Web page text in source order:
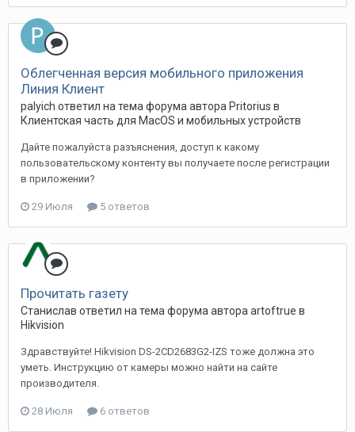
Облегченная версия мобильного приложения
Линия Клиент
palyich ответил на тема форума автора Pritorius в
Клиентская часть для MacOS и мобильных устройств
Дайте пожалуйста разъяснения, доступ к какому
пользовательскому контенту вы получаете после регистрации
в приложении?
29 Июля 5 ответов
Прочитать газету
Станислав ответил на тема форума автора artoftrue в
Hikvision
Здравствуйте! Hikvision DS-2CD2683G2-IZS тоже должна это
уметь. Инструкцию от камеры можно найти на сайте
производителя.
28 Июля 6 ответов